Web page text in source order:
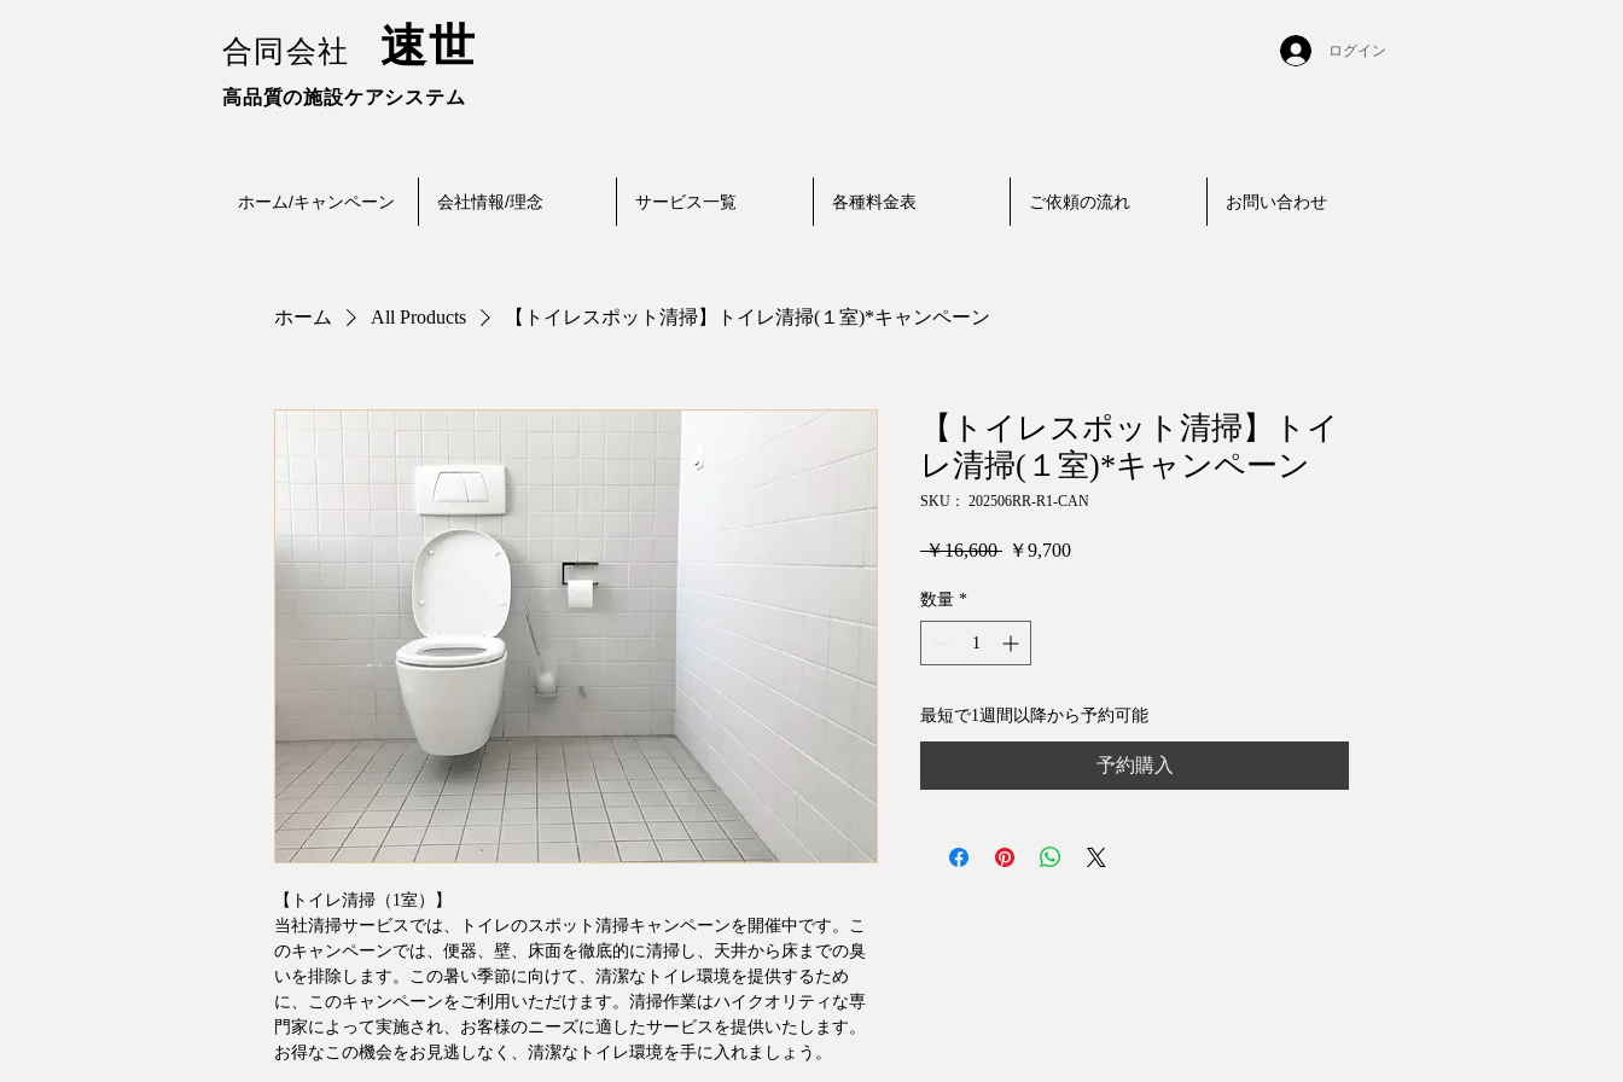
合同会社 速世
高品質の施設ケアシステム
ログイン
ホーム/キャンペーン 会社情報/理念 サービス一覧 各種料金表 ご依頼の流れ お問い合わせ
ホーム All Products 【トイレスポット清掃】トイレ清掃(１室)*キャンペーン
【トイレ清掃（1室）】
当社清掃サービスでは、トイレのスポット清掃キャンペーンを開催中です。こ
のキャンペーンでは、便器、壁、床面を徹底的に清掃し、天井から床までの臭
いを排除します。この暑い季節に向けて、清潔なトイレ環境を提供するため
に、このキャンペーンをご利用いただけます。清掃作業はハイクオリティな専
門家によって実施され、お客様のニーズに適したサービスを提供いたします。
お得なこの機会をお見逃しなく、清潔なトイレ環境を手に入れましょう。
【トイレスポット清掃】トイ
レ清掃(１室)*キャンペーン
SKU： 202506RR-R1-CAN
￥16,600 通
格
￥9,700セ
数量 *
最短で1週間以降から予約可能
予約購入